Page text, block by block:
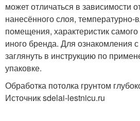
может отличаться в зависимости
нанесённого слоя, температурно-
помещения, характеристик самого
иного бренда. Для ознакомления
заглянуть в инструкцию по
упаковке.
Обработка потолка грунтом
Источник sdelai-lestnicu.ru